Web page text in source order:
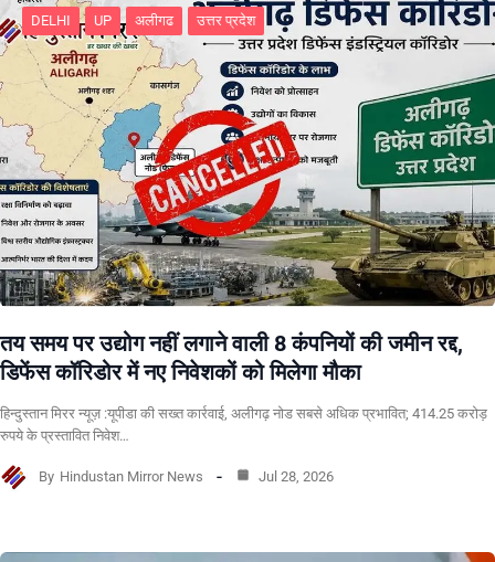
DELHI UP अलीगढ उत्तर प्रदेश
तय समय पर उद्योग नहीं लगाने वाली 8 कंपनियों की जमीन रद्द,
डिफेंस कॉरिडोर में नए निवेशकों को मिलेगा मौका
हिन्दुस्तान मिरर न्यूज़ :यूपीडा की सख्त कार्रवाई, अलीगढ़ नोड सबसे अधिक प्रभावित; 414.25 करोड़
रुपये के प्रस्तावित निवेश…
By Hindustan Mirror News Jul 28, 2026